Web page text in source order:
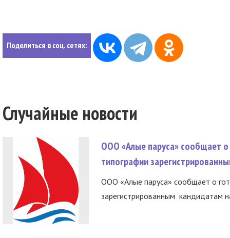
Поделиться в соц. сетях:
Случайные новости
ООО «Алые паруса» сообщает о
типографии
ООО «Алые паруса» сообщает о
зарегистрированным кандидатам